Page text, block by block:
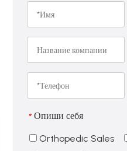
* Опиши себя
Orthopedic Sales